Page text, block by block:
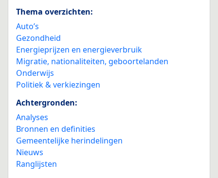
Thema overzichten:
Auto’s
Gezondheid
Energieprijzen en energieverbruik
Migratie, nationaliteiten, geboortelanden
Onderwijs
Politiek & verkiezingen
Achtergronden:
Analyses
Bronnen en definities
Gemeentelijke herindelingen
Nieuws
Ranglijsten